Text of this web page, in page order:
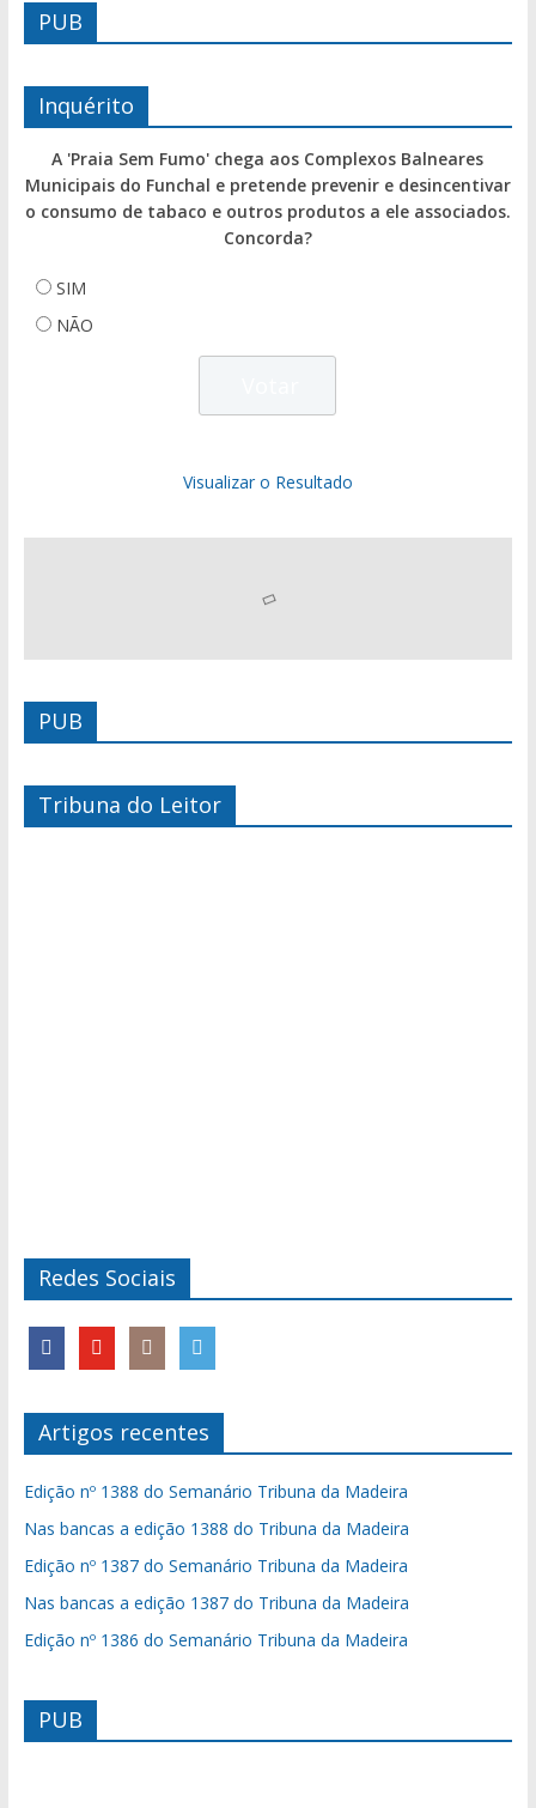
PUB
Inquérito
A 'Praia Sem Fumo' chega aos Complexos Balneares
Municipais do Funchal e pretende prevenir e desincentivar
o consumo de tabaco e outros produtos a ele associados.
Concorda?
SIM
NÃO
Visualizar o Resultado
PUB
Tribuna do Leitor
Redes Sociais
Artigos recentes
Edição nº 1388 do Semanário Tribuna da Madeira
Nas bancas a edição 1388 do Tribuna da Madeira
Edição nº 1387 do Semanário Tribuna da Madeira
Nas bancas a edição 1387 do Tribuna da Madeira
Edição nº 1386 do Semanário Tribuna da Madeira
PUB